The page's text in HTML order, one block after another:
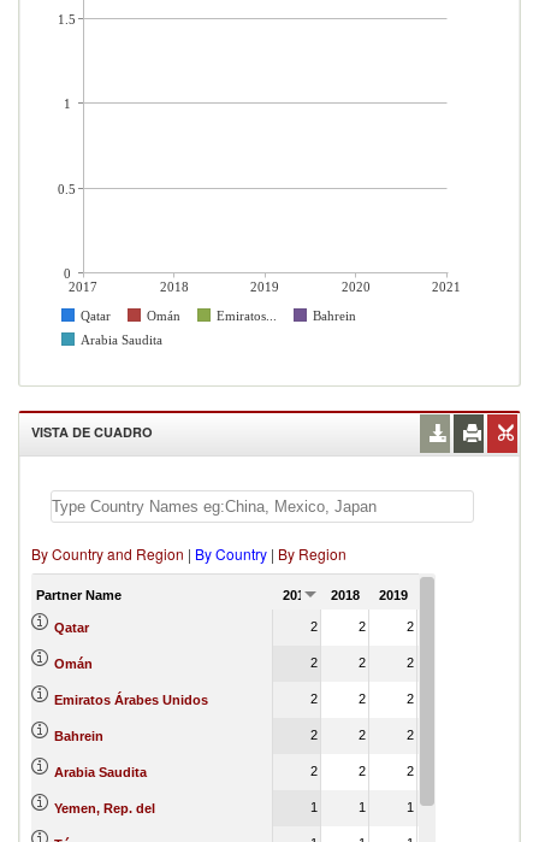
2017 2018 2019 2020
2021
Qatar
Omán Emiratos...
Bahrein
Arabia Saudita
1.5
1
0.5
0
VISTA DE CUADRO
By Country and Region | By Country | By Region
Partner Name 2017 2018 2019
Qatar 2 2 2
Omán 2 2 2
Emiratos Árabes Unidos 2 2 2
Bahrein 2 2 2
Arabia Saudita 2 2 2
Yemen, Rep. del 1 1 1